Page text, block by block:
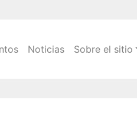
principal
Noticias Sobre el sitio